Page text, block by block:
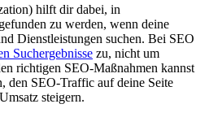
hilft dir dabei, in
zu werden, wenn deine
Dienstleistungen suchen. Bei SEO
Suchergebnisse zu, nicht um
richtigen SEO-Maßnahmen kannst
den SEO-Traffic auf deine Seite
steigern.